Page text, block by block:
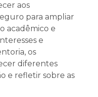
aos
para ampliar
acadêmico e
e
os
diferentes
e refletir sobre as